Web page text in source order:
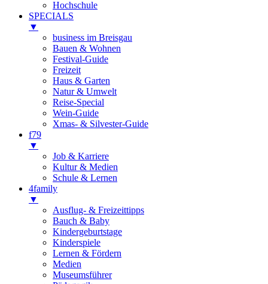
Hochschule
SPECIALS
▼
business im Breisgau
Bauen & Wohnen
Festival-Guide
Freizeit
Haus & Garten
Natur & Umwelt
Reise-Special
Wein-Guide
Xmas- & Silvester-Guide
f79
▼
Job & Karriere
Kultur & Medien
Schule & Lernen
4family
▼
Ausflug- & Freizeittipps
Bauch & Baby
Kindergeburtstage
Kinderspiele
Lernen & Fördern
Medien
Museumsführer